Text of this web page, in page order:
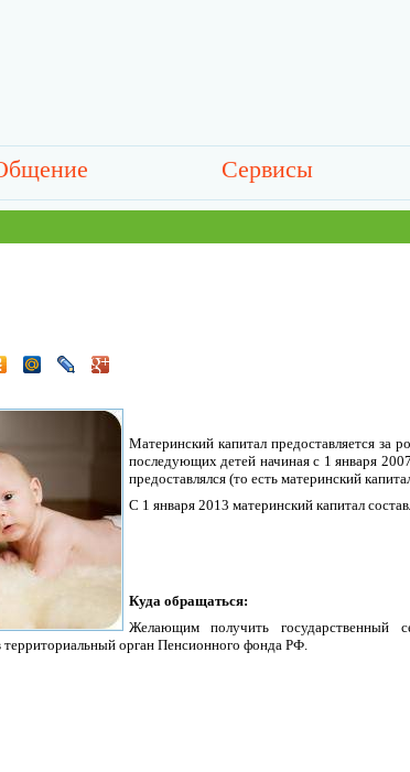
Сервисы
Материнский капитал предоставляется за
последующих детей начиная с 1 января
предоставлялся (то есть материнский
С 1 января 2013 материнский капитал
Куда обращаться:
Желающим получить государственный
территориальный орган Пенсионного фонда РФ.